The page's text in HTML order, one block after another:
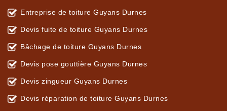
Entreprise de toiture Guyans Durnes
Devis fuite de toiture Guyans Durnes
Bâchage de toiture Guyans Durnes
Devis pose gouttière Guyans Durnes
Devis zingueur Guyans Durnes
Devis réparation de toiture Guyans Durnes